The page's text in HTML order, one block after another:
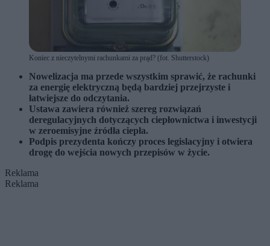
Koniec z nieczytelnymi rachunkami za prąd? (fot. Shutterstock)
Nowelizacja ma przede wszystkim sprawić, że rachunki
za energię elektryczną będą bardziej przejrzyste i
łatwiejsze do odczytania.
Ustawa zawiera również szereg rozwiązań
deregulacyjnych dotyczących ciepłownictwa i inwestycji
w zeroemisyjne źródła ciepła.
Podpis prezydenta kończy proces legislacyjny i otwiera
drogę do wejścia nowych przepisów w życie.
Reklama
Reklama